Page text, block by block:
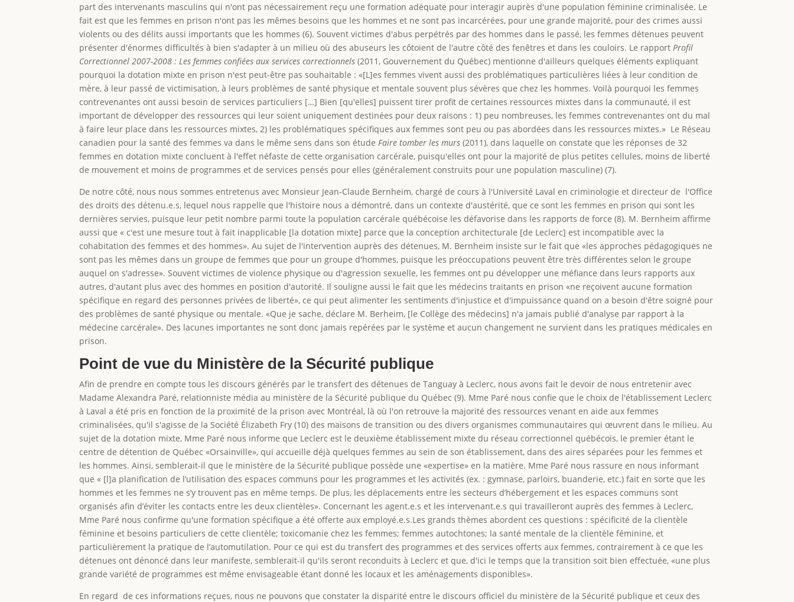
part des intervenants masculins qui n'ont pas nécessairement reçu une formation adéquate pour interagir auprès d'une population féminine criminalisée. Le
fait est que les femmes en prison n'ont pas les mêmes besoins que les hommes et ne sont pas incarcérées, pour une grande majorité, pour des crimes aussi
violents ou des délits aussi importants que les hommes (6). Souvent victimes d'abus perpétrés par des hommes dans le passé, les femmes détenues peuvent
présenter d'énormes difficultés à bien s'adapter à un milieu où des abuseurs les côtoient de l'autre côté des fenêtres et dans les couloirs. Le rapport Profil
Correctionnel 2007-2008 : Les femmes confiées aux services correctionnels (2011, Gouvernement du Québec) mentionne d'ailleurs quelques éléments expliquant
pourquoi la dotation mixte en prison n'est peut-être pas souhaitable : «[L]es femmes vivent aussi des problématiques particulières liées à leur condition de
mère, à leur passé de victimisation, à leurs problèmes de santé physique et mentale souvent plus sévères que chez les hommes. Voilà pourquoi les femmes
contrevenantes ont aussi besoin de services particuliers […] Bien [qu'elles] puissent tirer profit de certaines ressources mixtes dans la communauté, il est
important de développer des ressources qui leur soient uniquement destinées pour deux raisons : 1) peu nombreuses, les femmes contrevenantes ont du mal
à faire leur place dans les ressources mixtes, 2) les problématiques spécifiques aux femmes sont peu ou pas abordées dans les ressources mixtes.» Le Réseau
canadien pour la santé des femmes va dans le même sens dans son étude Faire tomber les murs (2011), dans laquelle on constate que les réponses de 32
femmes en dotation mixte concluent à l'effet néfaste de cette organisation carcérale, puisqu'elles ont pour la majorité de plus petites cellules, moins de liberté
de mouvement et moins de programmes et de services pensés pour elles (généralement construits pour une population masculine) (7).
De notre côté, nous nous sommes entretenus avec Monsieur Jean-Claude Bernheim, chargé de cours à l'Université Laval en criminologie et directeur de l'Office
des droits des détenu.e.s, lequel nous rappelle que l'histoire nous a démontré, dans un contexte d'austérité, que ce sont les femmes en prison qui sont les
dernières servies, puisque leur petit nombre parmi toute la population carcérale québécoise les défavorise dans les rapports de force (8). M. Bernheim affirme
aussi que « c'est une mesure tout à fait inapplicable [la dotation mixte] parce que la conception architecturale [de Leclerc] est incompatible avec la
cohabitation des femmes et des hommes». Au sujet de l'intervention auprès des détenues, M. Bernheim insiste sur le fait que «les approches pédagogiques ne
sont pas les mêmes dans un groupe de femmes que pour un groupe d'hommes, puisque les préoccupations peuvent être très différentes selon le groupe
auquel on s'adresse». Souvent victimes de violence physique ou d'agression sexuelle, les femmes ont pu développer une méfiance dans leurs rapports aux
autres, d'autant plus avec des hommes en position d'autorité. Il souligne aussi le fait que les médecins traitants en prison «ne reçoivent aucune formation
spécifique en regard des personnes privées de liberté», ce qui peut alimenter les sentiments d'injustice et d'impuissance quand on a besoin d'être soigné pour
des problèmes de santé physique ou mentale. «Que je sache, déclare M. Berheim, [le Collège des médecins] n'a jamais publié d'analyse par rapport à la
médecine carcérale». Des lacunes importantes ne sont donc jamais repérées par le système et aucun changement ne survient dans les pratiques médicales en
prison.
Point de vue du Ministère de la Sécurité publique
Afin de prendre en compte tous les discours générés par le transfert des détenues de Tanguay à Leclerc, nous avons fait le devoir de nous entretenir avec
Madame Alexandra Paré, relationniste média au ministère de la Sécurité publique du Québec (9). Mme Paré nous confie que le choix de l'établissement Leclerc
à Laval a été pris en fonction de la proximité de la prison avec Montréal, là où l'on retrouve la majorité des ressources venant en aide aux femmes
criminalisées, qu'il s'agisse de la Société Élizabeth Fry (10) des maisons de transition ou des divers organismes communautaires qui œuvrent dans le milieu. Au
sujet de la dotation mixte, Mme Paré nous informe que Leclerc est le deuxième établissement mixte du réseau correctionnel québécois, le premier étant le
centre de détention de Québec «Orsainville», qui accueille déjà quelques femmes au sein de son établissement, dans des aires séparées pour les femmes et
les hommes. Ainsi, semblerait-il que le ministère de la Sécurité publique possède une «expertise» en la matière. Mme Paré nous rassure en nous informant
que « [l]a planification de l’utilisation des espaces communs pour les programmes et les activités (ex. : gymnase, parloirs, buanderie, etc.) fait en sorte que les
hommes et les femmes ne s’y trouvent pas en même temps. De plus, les déplacements entre les secteurs d’hébergement et les espaces communs sont
organisés afin d’éviter les contacts entre les deux clientèles». Concernant les agent.e.s et les intervenant.e.s qui travailleront auprès des femmes à Leclerc,
Mme Paré nous confirme qu'une formation spécifique a été offerte aux employé.e.s.Les grands thèmes abordent ces questions : spécificité de la clientèle
féminine et besoins particuliers de cette clientèle; toxicomanie chez les femmes; femmes autochtones; la santé mentale de la clientèle féminine, et
particulièrement la pratique de l’automutilation. Pour ce qui est du transfert des programmes et des services offerts aux femmes, contrairement à ce que les
détenues ont dénoncé dans leur manifeste, semblerait-il qu'ils seront reconduits à Leclerc et que, d'ici le temps que la transition soit bien effectuée, «une plus
grande variété de programmes est même envisageable étant donné les locaux et les aménagements disponibles».
En regard de ces informations reçues, nous ne pouvons que constater la disparité entre le discours officiel du ministère de la Sécurité publique et ceux des